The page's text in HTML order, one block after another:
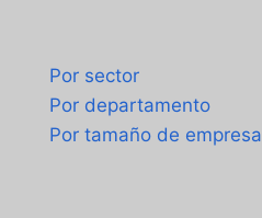
Por sector
Por departamento
Por tamaño de empresa